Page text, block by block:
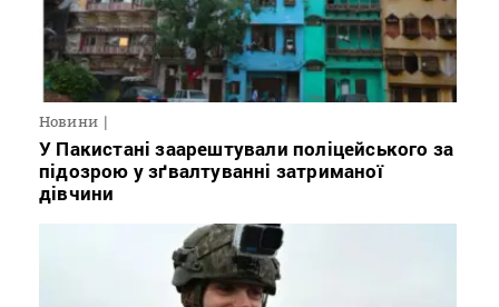
Новини
У Пакистані заарештували поліцейського за
підозрою у зґвалтуванні затриманої
дівчини